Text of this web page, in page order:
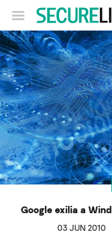
Google exilia a
03 JUN 2010